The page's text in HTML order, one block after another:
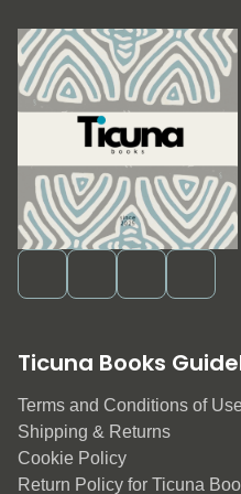
Ticuna Books
Terms and Conditions of Use
Shipping & Returns
Cookie Policy
Return Policy for Ticuna